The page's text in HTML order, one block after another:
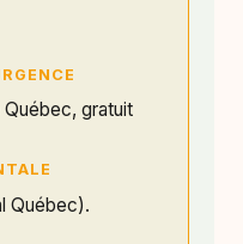
Québec, gratuit
Québec).